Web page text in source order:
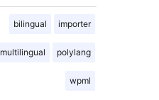
bilingual importer
multilingual polylang
wpml